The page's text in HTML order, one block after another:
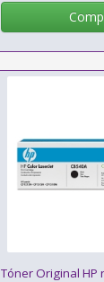
Tóner Original HP